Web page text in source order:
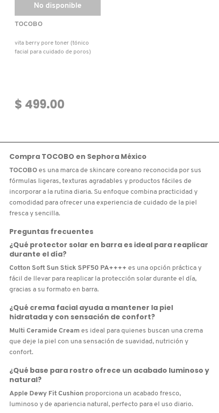
No disponible
TOCOBO
vita berry pore toner (tónico
facial para cuidado de poros)
$ 499.00
Compra TOCOBO en Sephora México
TOCOBO es una marca de skincare coreano reconocida por sus
fórmulas ligeras, texturas agradables y productos fáciles de
incorporar a la rutina diaria. Su enfoque combina practicidad y
comodidad para ofrecer una experiencia de cuidado de la piel
fresca y sencilla.
Preguntas frecuentes
¿Qué protector solar en barra es ideal para reaplicar
durante el día?
Cotton Soft Sun Stick SPF50 PA++++ es una opción práctica y
fácil de llevar para reaplicar la protección solar durante el día,
gracias a su formato en barra.
¿Qué crema facial ayuda a mantener la piel
hidratada y con sensación de confort?
Multi Ceramide Cream es ideal para quienes buscan una crema
que deje la piel con una sensación de suavidad, nutrición y
confort.
¿Qué base para rostro ofrece un acabado luminoso y
natural?
Apple Dewy Fit Cushion proporciona un acabado fresco,
luminoso y de apariencia natural, perfecto para el uso diario.